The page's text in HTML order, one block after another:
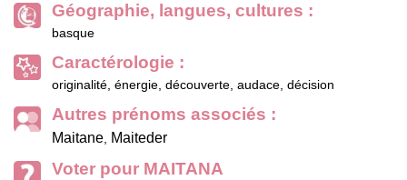
Géographie, langues, cultures :
basque
Caractérologie :
originalité, énergie, découverte, audace, décision
Autres prénoms associés :
Maitane, Maiteder
Voter pour MAITANA